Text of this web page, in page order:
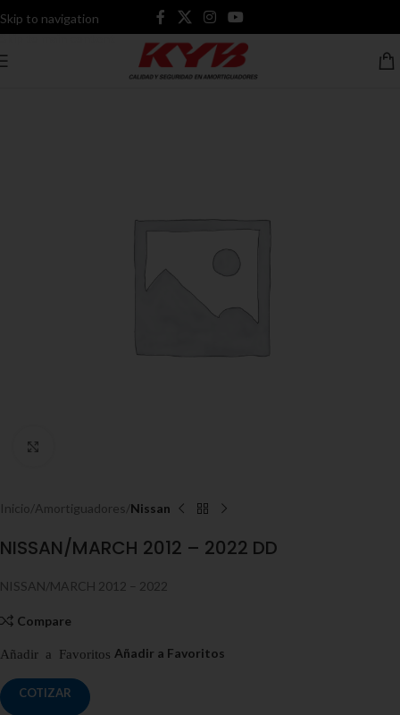
Skip to navigation
Skip to main content
Inicio Amortiguadores Nissan
NISSAN/MARCH 2012 – 2022 DD
NISSAN/MARCH 2012 – 2022
Compare
COTIZAR